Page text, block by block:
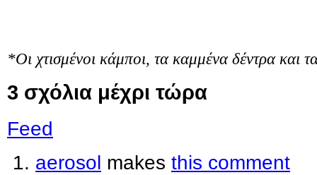
*Οι χτισμένοι κάμποι, τα καμμένα δέντρα και
3 σχόλια μέχρι τώρα
Feed
aerosol makes this comment